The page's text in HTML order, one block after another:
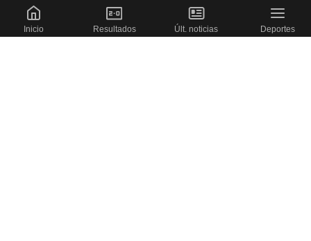
Inicio Resultados Últ. noticias Deportes